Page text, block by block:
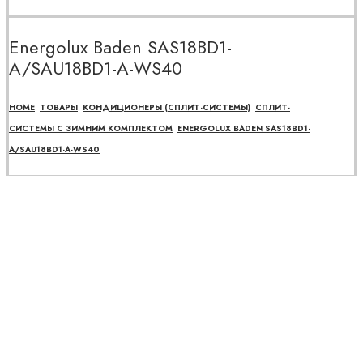
Energolux Baden SAS18BD1-
A/SAU18BD1-A-WS40
HOME ТОВАРЫ КОНДИЦИОНЕРЫ (СПЛИТ-СИСТЕМЫ) СПЛИТ-
СИСТЕМЫ С ЗИМНИМ КОМПЛЕКТОМ ENERGOLUX BADEN SAS18BD1-
A/SAU18BD1-A-WS40